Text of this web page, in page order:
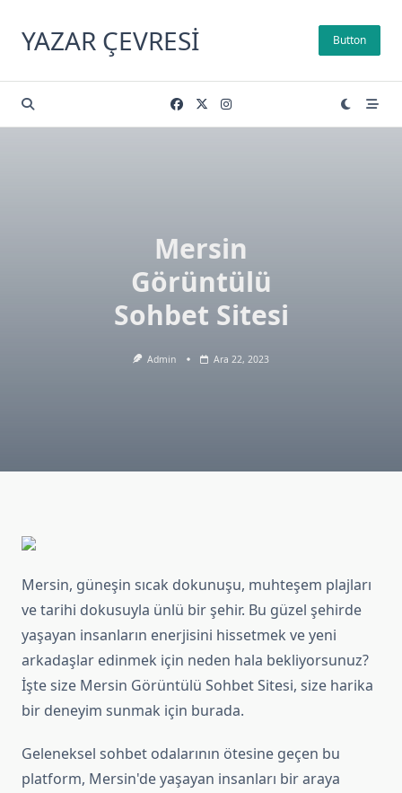
content
YAZAR ÇEVRESI Button
Mersin
Görüntülü
Sohbet Sitesi
Admin Ara 22, 2023
Mersin, güneşin sıcak dokunuşu, muhteşem plajları
ve tarihi dokusuyla ünlü bir şehir. Bu güzel şehirde
yaşayan insanların enerjisini hissetmek ve yeni
arkadaşlar edinmek için neden hala bekliyorsunuz?
İşte size Mersin Görüntülü Sohbet Sitesi, size harika
bir deneyim sunmak için burada.
Geleneksel sohbet odalarının ötesine geçen bu
platform, Mersin'de yaşayan insanları bir araya